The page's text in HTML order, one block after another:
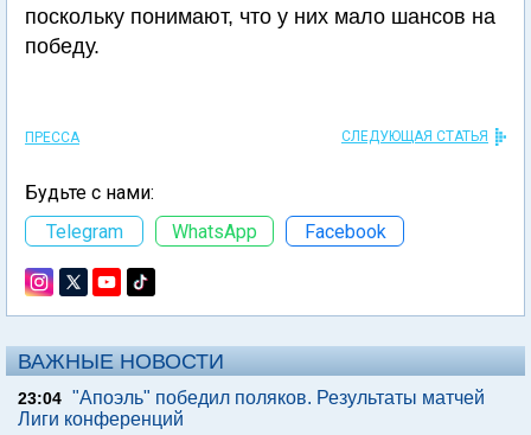
поскольку понимают, что у них мало шансов на
победу.
ПРЕССА СЛЕДУЮЩАЯ СТАТЬЯ
Будьте с нами:
Telegram
WhatsApp Facebook
ВАЖНЫЕ НОВОСТИ
23:04 "Апоэль" победил поляков. Результаты матчей
Лиги конференций